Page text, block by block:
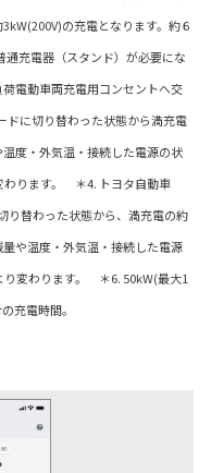
の充電となります。約６
充電器（スタンド）が必要にな
電動車両充電用コンセントへ交
に切り替わった状態から満充電
度・外気温・接続した電源の状
わります。 ＊4. トヨタ自動車
り替わった状態から、満充電の約
や温度・外気温・接続した電源
り変わります。 ＊6. 50kW(最大1
充電時間。